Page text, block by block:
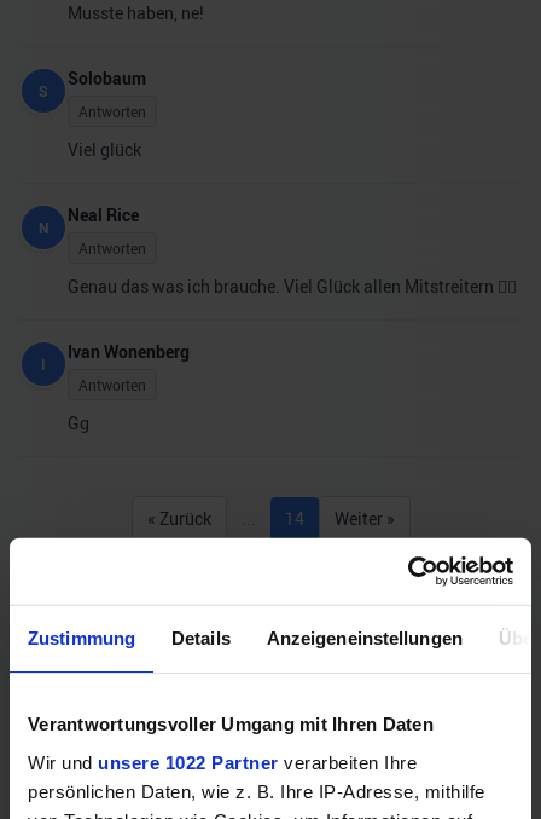
Zustimmung Details Anzeigeneinstellungen
Verantwortungsvoller Umgang mit Ihren Daten
Wir und unsere 1022 Partner verarbeiten Ihre
persönlichen Daten, wie z. B. Ihre IP-Adresse, mithilfe
Musste haben, ne!
S
Solobaum
Antworten
Viel glück
N
Neal Rice
Antworten
Genau das was ich brauche. Viel Glück allen Mitstreitern 👍🏼
I
Ivan Wonenberg
Antworten
Gg
« Zurück 14 Weiter »
Könnte dich auch interessieren